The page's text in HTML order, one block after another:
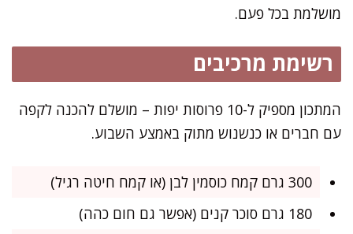
מושלמת בכל פעם.
רשימת מרכיבים
המתכון מספיק ל-10 פרוסות יפות – מושלם להכנה לקפה
עם חברים או כנשנוש מתוק באמצע השבוע.
300 גרם קמח כוסמין לבן (או קמח חיטה רגיל)
180 גרם סוכר קנים (אפשר גם חום כהה)